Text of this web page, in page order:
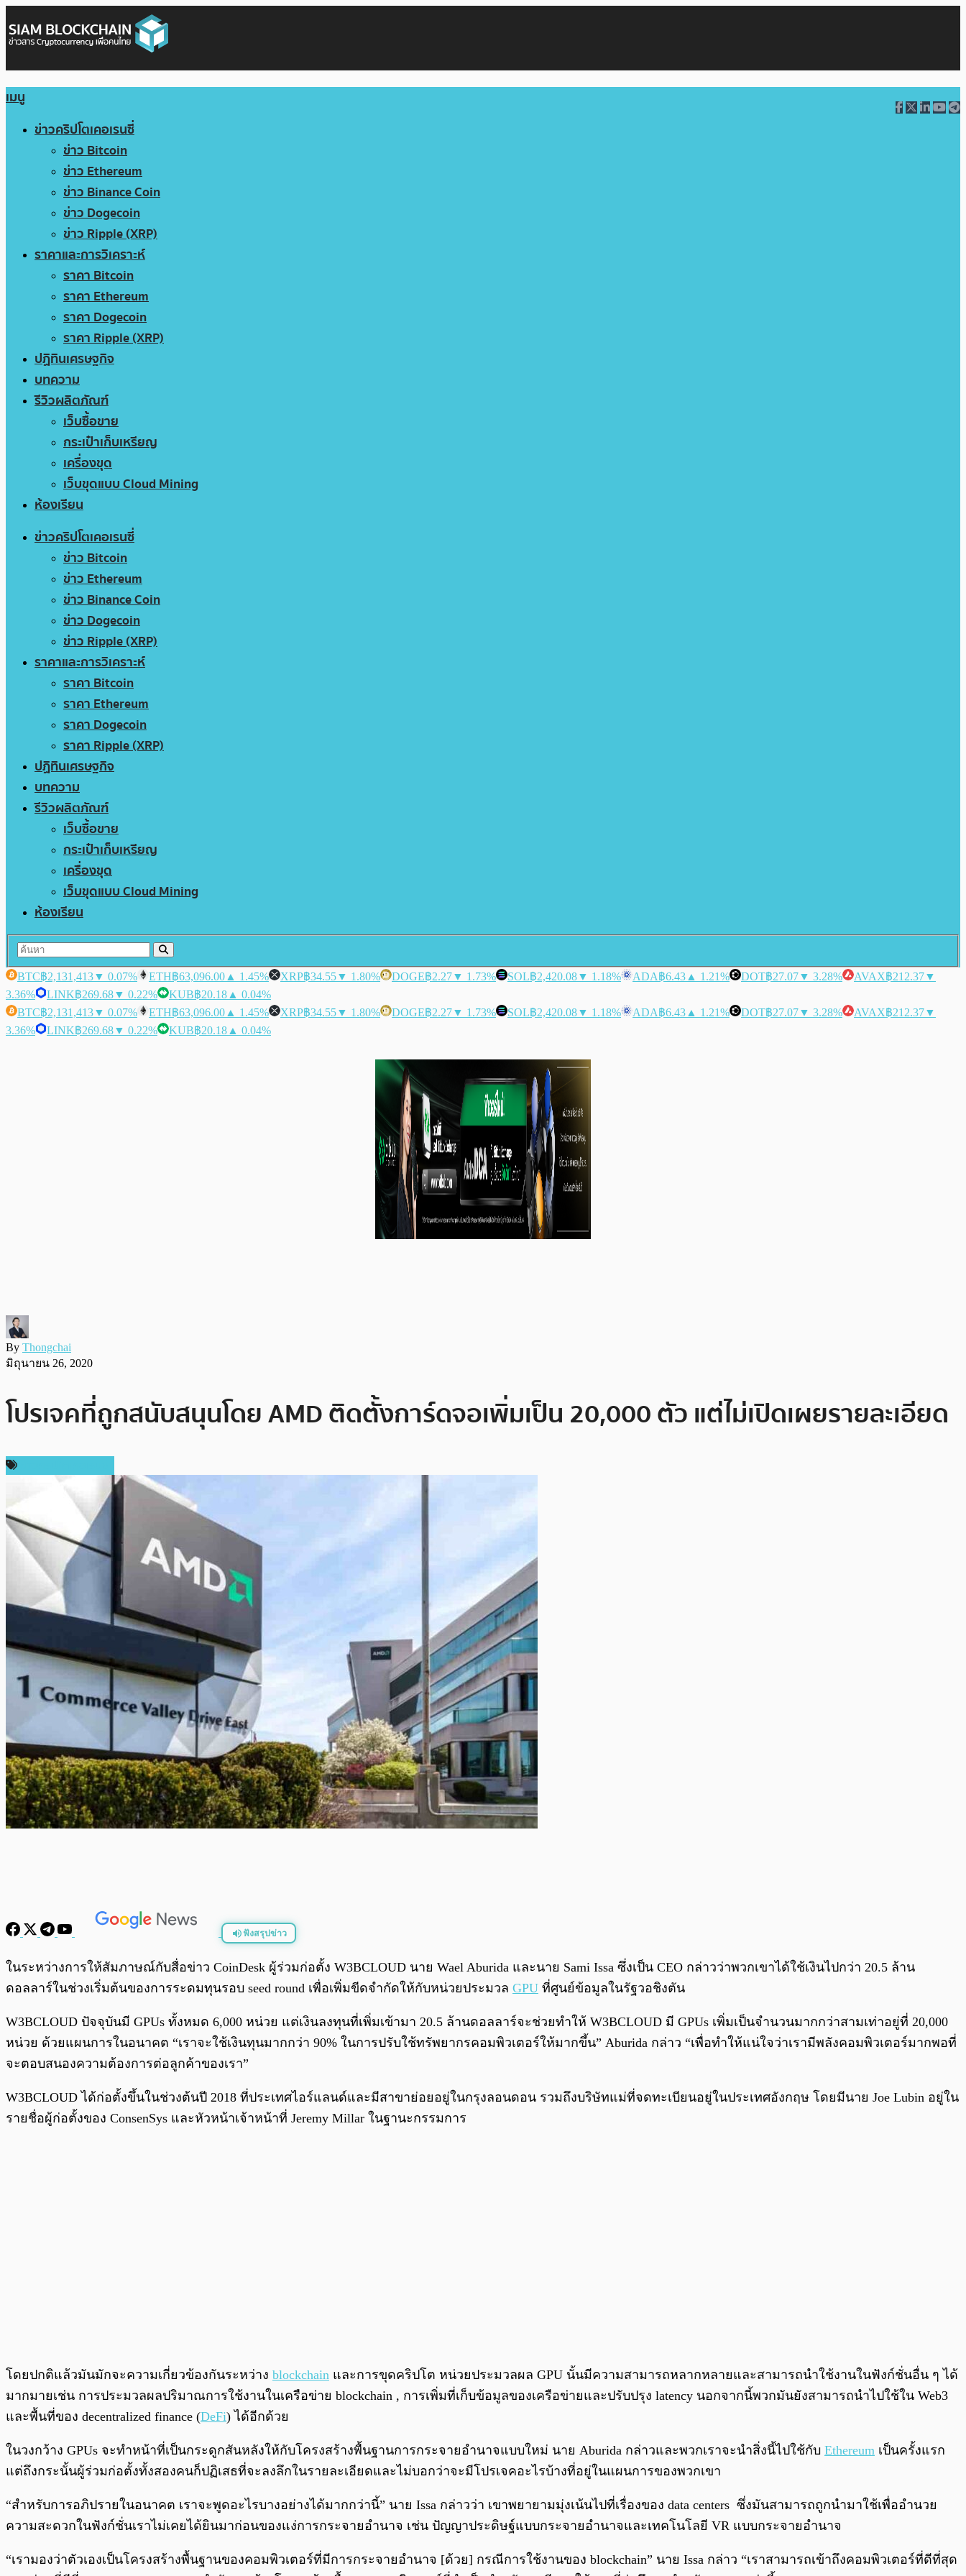
เมนู
ข่าวคริปโตเคอเรนซี่
ข่าว Bitcoin
ข่าว Ethereum
ข่าว Binance Coin
ข่าว Dogecoin
ข่าว Ripple (XRP)
ราคาและการวิเคราะห์
ราคา Bitcoin
ราคา Ethereum
ราคา Dogecoin
ราคา Ripple (XRP)
ปฏิทินเศรษฐกิจ
บทความ
รีวิวผลิตภัณฑ์
เว็บซื้อขาย
กระเป๋าเก็บเหรียญ
เครื่องขุด
เว็บขุดแบบ Cloud Mining
ห้องเรียน
ข่าวคริปโตเคอเรนซี่
ข่าว Bitcoin
ข่าว Ethereum
ข่าว Binance Coin
ข่าว Dogecoin
ข่าว Ripple (XRP)
ราคาและการวิเคราะห์
ราคา Bitcoin
ราคา Ethereum
ราคา Dogecoin
ราคา Ripple (XRP)
ปฏิทินเศรษฐกิจ
บทความ
รีวิวผลิตภัณฑ์
เว็บซื้อขาย
กระเป๋าเก็บเหรียญ
เครื่องขุด
เว็บขุดแบบ Cloud Mining
ห้องเรียน
BTC฿2,131,413▼ 0.07% ETH฿63,096.00 ▲ 1.45% XRP฿34.55▼ 1.80% DOGE฿2.27▼ 1.73% SOL฿2,420.08▼ 1.18% ADA฿6.43 ▲ 1.21% DOT฿27.07▼ 3.28% AVAX฿212.37▼
3.36%
LINK฿269.68▼ 0.22% KUB฿20.18 ▲ 0.04%
BTC฿2,131,413▼ 0.07% ETH฿63,096.00 ▲ 1.45% XRP฿34.55▼ 1.80% DOGE฿2.27▼ 1.73% SOL฿2,420.08▼ 1.18% ADA฿6.43 ▲ 1.21% DOT฿27.07▼ 3.28% AVAX฿212.37▼
3.36%
LINK฿269.68▼ 0.22% KUB฿20.18 ▲ 0.04%
By Thongchai
มิถุนายน 26, 2020
โปรเจคที่ถูกสนับสนุนโดย AMD ติดตั้งการ์ดจอเพิ่มเป็น 20,000 ตัว แต่ไม่เปิดเผยรายละเอียด
ฟังสรุปข่าว
พร้อมเล่น 0:00 / 0:00
ในระหว่างการให้สัมภาษณ์กับสื่อข่าว CoinDesk ผู้ร่วมก่อตั้ง W3BCLOUD นาย Wael Aburida และนาย Sami Issa ซึ่งเป็น CEO กล่าวว่าพวกเขาได้ใช้เงินไปกว่า 20.5 ล้าน
ดอลลาร์ในช่วงเริ่มต้นของการระดมทุนรอบ seed round เพื่อเพิ่มขีดจำกัดให้กับหน่วยประมวล GPU ที่ศูนย์ข้อมูลในรัฐวอชิงตัน
W3BCLOUD ปัจจุบันมี GPUs ทั้งหมด 6,000 หน่วย แต่เงินลงทุนที่เพิ่มเข้ามา 20.5 ล้านดอลลาร์จะช่วยทำให้ W3BCLOUD มี GPUs เพิ่มเป็นจำนวนมากกว่าสามเท่าอยู่ที่ 20,000
หน่วย ด้วยแผนการในอนาคต “เราจะใช้เงินทุนมากกว่า 90% ในการปรับใช้ทรัพยากรคอมพิวเตอร์ให้มากขึ้น” Aburida กล่าว “เพื่อทำให้แน่ใจว่าเรามีพลังคอมพิวเตอร์มากพอที่
จะตอบสนองความต้องการต่อลูกค้าของเรา”
W3BCLOUD ได้ก่อตั้งขึ้นในช่วงต้นปี 2018 ที่ประเทศไอร์แลนด์และมีสาขาย่อยอยู่ในกรุงลอนดอน รวมถึงบริษัทแม่ที่จดทะเบียนอยู่ในประเทศอังกฤษ โดยมีนาย Joe Lubin อยู่ใน
รายชื่อผู้ก่อตั้งของ ConsenSys และหัวหน้าเจ้าหน้าที่ Jeremy Millar ในฐานะกรรมการ
โดยปกติแล้วมันมักจะความเกี่ยวข้องกันระหว่าง blockchain และการขุดคริปโต หน่วยประมวลผล GPU นั้นมีความสามารถหลากหลายและสามารถนำใช้งานในฟังก์ชั่นอื่น ๆ ได้
มากมายเช่น การประมวลผลปริมาณการใช้งานในเครือข่าย blockchain , การเพิ่มที่เก็บข้อมูลของเครือข่ายและปรับปรุง latency นอกจากนี้พวกมันยังสามารถนำไปใช้ใน Web3
และพื้นที่ของ decentralized finance (DeFi) ได้อีกด้วย
ในวงกว้าง GPUs จะทำหน้าที่เป็นกระดูกสันหลังให้กับโครงสร้างพื้นฐานการกระจายอำนาจแบบใหม่ นาย Aburida กล่าวและพวกเราจะนำสิ่งนี้ไปใช้กับ Ethereum เป็นครั้งแรก
แต่ถึงกระนั้นผู้ร่วมก่อตั้งทั้งสองคนก็ปฏิเสธที่จะลงลึกในรายละเอียดและไม่บอกว่าจะมีโปรเจคอะไรบ้างที่อยู่ในแผนการของพวกเขา
“สำหรับการอภิปรายในอนาคต เราจะพูดอะไรบางอย่างได้มากกว่านี้” นาย Issa กล่าวว่า เขาพยายามมุ่งเน้นไปที่เรื่องของ data centers ซึ่งมันสามารถถูกนำมาใช้เพื่ออำนวย
ความสะดวกในฟังก์ชั่นเราไม่เคยได้ยินมาก่อนของแง่การกระจายอำนาจ เช่น ปัญญาประดิษฐ์แบบกระจายอำนาจและเทคโนโลยี VR แบบกระจายอำนาจ
“เรามองว่าตัวเองเป็นโครงสร้างพื้นฐานของคอมพิวเตอร์ที่มีการกระจายอำนาจ [ด้วย] กรณีการใช้งานของ blockchain” นาย Issa กล่าว “เราสามารถเข้าถึงคอมพิวเตอร์ที่ดีที่สุด